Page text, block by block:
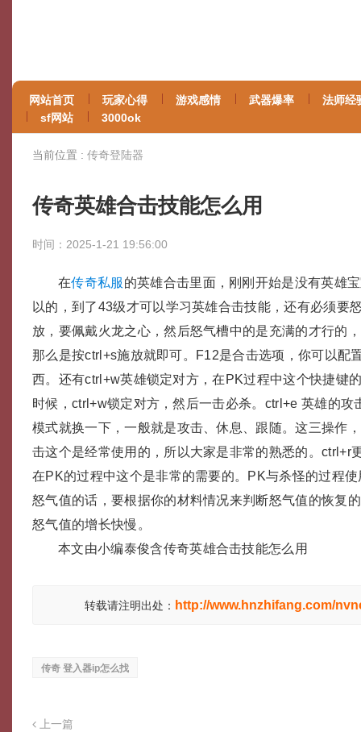
网站首页 玩家心得 游戏感情 武器爆率
法师经
sf网站
3000ok
当前位置 : 传奇登陆器
传奇英雄合击技能怎么用
时间：2025-1-21 19:56:00
在传奇私服 的英雄合击里面，刚刚开始是没有英雄
以的，到了43级才可以学习英雄合击技能，还有必须要
放，要佩戴火龙之心，然后怒气槽中的是充满的才行的
那么是按ctrl+s施放就即可。F12是合击选项，你可以配
西。还有ctrl+w英雄锁定对方，在PK过程中这个快捷键
时候，ctrl+w锁定对方，然后一击必杀。ctrl+e 英雄的攻
模式就换一下，一般就是攻击、休息、跟随。这三操作
击这个是经常使用的，所以大家是非常的熟悉的。ctrl+r
在PK的过程中这个是非常的需要的。PK与杀怪的过程
怒气值的话，要根据你的材料情况来判断怒气值的恢复
怒气值的增长快慢。
本文由小编泰俊含传奇英雄合击技能怎么用
转载请注明出处： http://www.hnzhifang.com/
传奇 登入器ip怎么找
上一篇